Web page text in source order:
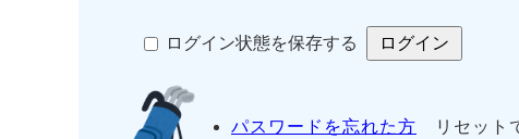
ログイン状態を保存する
パスワードを忘れた方 リセット